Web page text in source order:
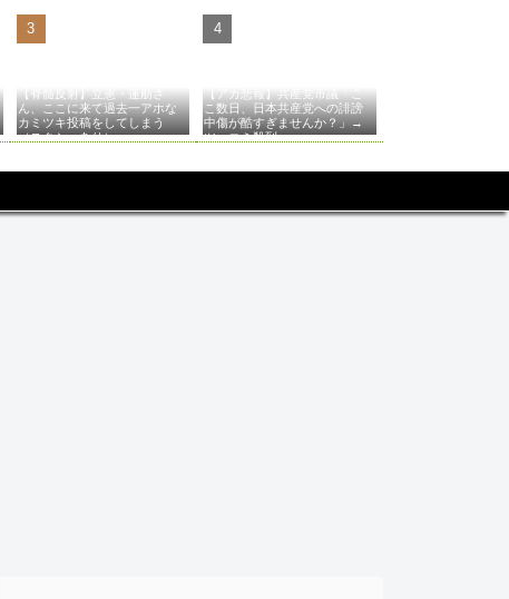
【脊髄反射】立憲・蓮舫さ
ん、ここに来て過去一アホな
カミツキ投稿をしてしまう
（スクショあり）
【アカ悲報】共産党市議「こ
こ数日、日本共産党への誹謗
中傷が酷すぎませんか？」→
ツッコミ殺到